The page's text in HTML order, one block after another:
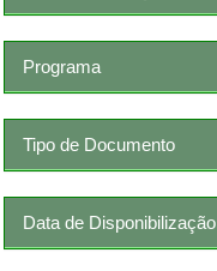
Programa
Tipo de Documento
Data de Disponibilização